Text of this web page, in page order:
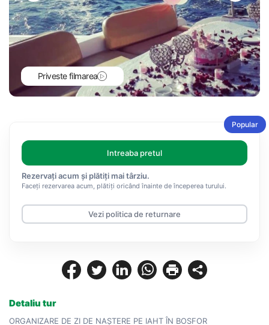
Detaliu tur
ORGANIZARE DE ZI DE NAȘTERE PE IAHT ÎN BOSFOR
Priveste filmarea
Popular
Intreaba pretul
Rezervați acum și plătiți mai târziu.
Faceți rezervarea acum, plătiți oricând înainte de începerea turului.
Vezi politica de returnare